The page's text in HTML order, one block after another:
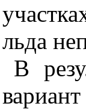
льда
В